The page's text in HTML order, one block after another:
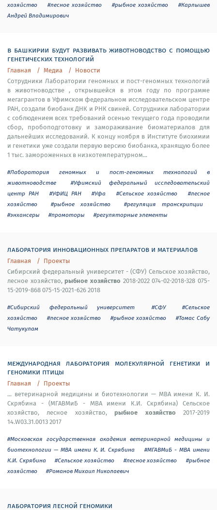
хозяйство
#лесное хозяйство #рыбное хозяйство
#Карлышев
Андрей Владимирович
в башкирии будут развивать животноводство с помощью
генетических технологий
Главная Медиа
Новости
Сотрудники Лаборатории геномных и пост-геномных технологий
в животноводстве , открывшейся в этом году по программе
мегагрантов в Уфимском федеральном исследовательском центре
РАН, создали биобанк ДНК и РНК свиней. Сотрудники лаборатории
с соблюдением всех требований осенью текущего года проводили
сбор, пробоподготовку и замораживание биоматериалов для
дальнейших исследований. К концу ноября в Институте биохимии
и генетики уже создали первую версию биобанка, хранящую более
1 тыс. замороженных в низкотемпературном...
#Лаборатория геномных и пост-геномных технологий в
животноводстве
#Уфимский федеральный исследовательский
центр РАН
#УФИЦ РАН #Уфа #Сельское хозяйство
#лесное
хозяйство
#рыбное хозяйство
#регуляция транскрипции
#энхансеры
#промоторы #регуляторные элементы
лаборатория инновационных препаратов и материалов
Главная
Проекты
Сибирский федеральный университет - (СФУ) Сельское хозяйство,
лесное хозяйство,рыбное хозяйство 2018-2022 074-02-2018-328 075-
15-2019-868 075-15-2021-626 2018
#Сибирский федеральный университет #СФУ
#Сельское
хозяйство
#лесное хозяйство #рыбное хозяйство
#Томас Сабу
Чатукулам
международная лаборатория молекулярной генетики и
геномики птицы
Главная
Проекты
... ветеринарной медицины и биотехнологии — МВА имени К. И.
Скрябина - (МГАВМиБ - МВА имени К.И. Скрябина) Сельское
хозяйство, лесное хозяйство,рыбное хозяйство 2017-2019
14.W03.31.0013 2017
#Московская государственная академия ветеринарной медицины и
биотехнологии — МВА имени К. И. Скрябина
#МГАВМиБ - МВА имени
К.И. Скрябина
#Сельское хозяйство #лесное хозяйство
#рыбное
хозяйство
#Романов Михаил Николаевич
лаборатория лесной геномики